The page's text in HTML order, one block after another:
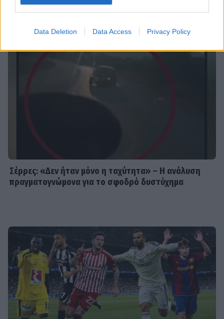
Data Deletion Data Access Privacy Policy
έχει γίνει το σόου όλου του
πλανήτη»
Σακίρα: Αυτές είναι οι 7 τροφές που
την κρατούν «αγέραστη» στα 49
είναι πάντα οικογένειά μου»
τραγούδι το έγραψα όταν πήγαινα Ε’
Δημοτικού¬
Μπαμπά σ’ αγαπώ - Ελένη Σακκά: Η
Μαίρη δεν λειτουργεί συνειδητά για
να δημιουργεί χάος
Σέρρες: «Δεν ήταν μόνο η ταχύτητα» – Η ανάλυση
πραγματογνώμονα για το σφοδρό δυστύχημα